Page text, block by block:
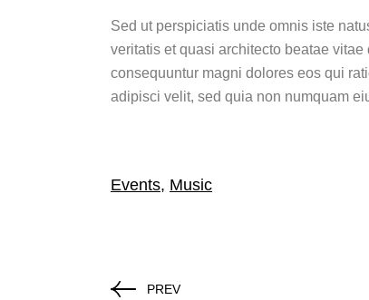
Sed ut perspiciatis unde omnis iste
veritatis et quasi architecto beatae
consequuntur magni dolores eos qui
adipisci velit, sed quia non numquam
Events, Music
PREV